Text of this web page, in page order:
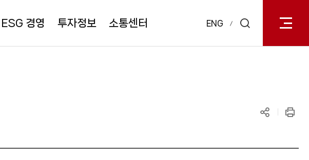
ESG 경영 투자정보 소통센터 ENG
열기